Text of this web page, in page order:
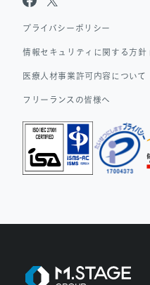
Dr.アルなび
プライバシーポリシー
情報セキュリティに関する方針
医療人材事業許可内容について
フリーランスの皆様へ